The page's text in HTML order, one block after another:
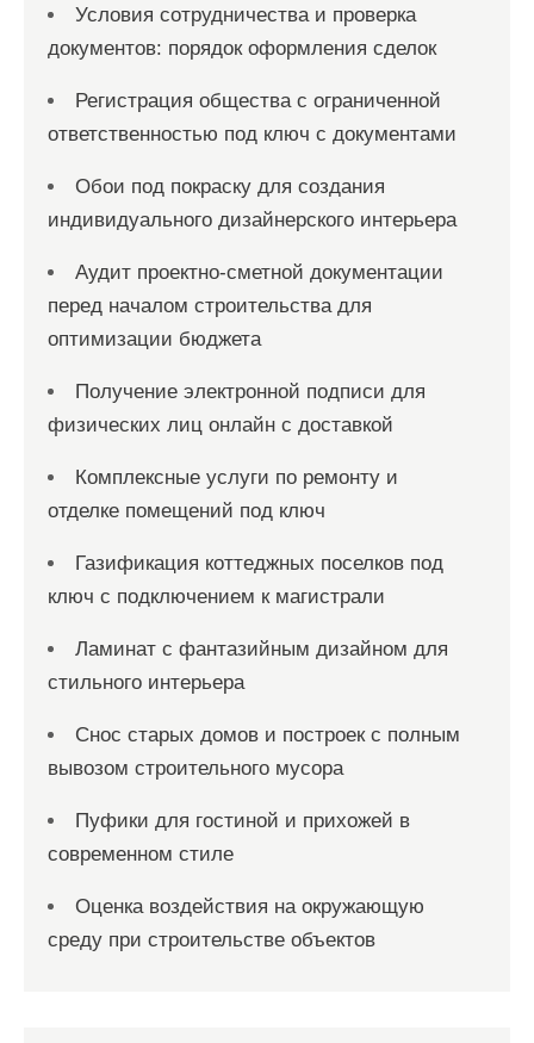
Условия сотрудничества и проверка
документов: порядок оформления сделок
Регистрация общества с ограниченной
ответственностью под ключ с документами
Обои под покраску для создания
индивидуального дизайнерского интерьера
Аудит проектно-сметной документации
перед началом строительства для
оптимизации бюджета
Получение электронной подписи для
физических лиц онлайн с доставкой
Комплексные услуги по ремонту и
отделке помещений под ключ
Газификация коттеджных поселков под
ключ с подключением к магистрали
Ламинат с фантазийным дизайном для
стильного интерьера
Снос старых домов и построек с полным
вывозом строительного мусора
Пуфики для гостиной и прихожей в
современном стиле
Оценка воздействия на окружающую
среду при строительстве объектов